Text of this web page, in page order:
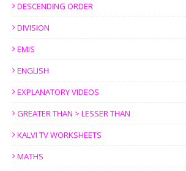
DESCENDING ORDER
DIVISION
EMIS
ENGLISH
EXPLANATORY VIDEOS
GREATER THAN > LESSER THAN
KALVI TV WORKSHEETS
MATHS